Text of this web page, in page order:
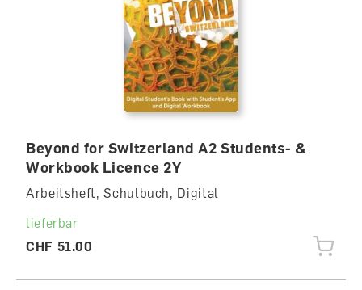
Beyond for Switzerland A2 Students- &
Workbook Licence 2Y
Arbeitsheft, Schulbuch, Digital
lieferbar
CHF 51.00